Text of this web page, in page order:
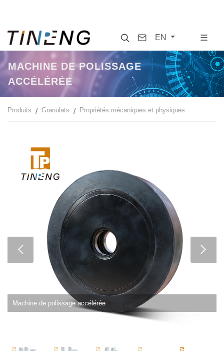
SearchContact
EN
MACHINE DE POLISSAGE
ACCÉLÉRÉE
Produits Granulats Propriétés mécaniques et physiques
Machine de polissage accélérée